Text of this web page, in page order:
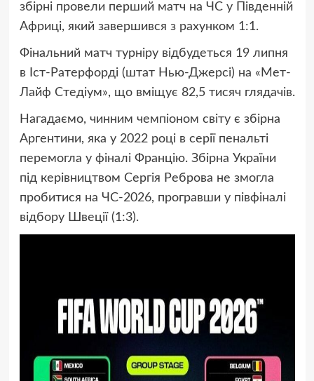
збірні провели перший матч на ЧС у Південній
Африці, який завершився з рахунком 1:1.
Фінальний матч турніру відбудеться 19 липня
в Іст-Ратерфорді (штат Нью-Джерсі) на «Мет-
Лайф Стедіум», що вміщує 82,5 тисяч глядачів.
Нагадаємо, чинним чемпіоном світу є збірна
Аргентини, яка у 2022 році в серії пенальті
перемогла у фіналі Францію. Збірна України
під керівництвом Сергія Реброва не змогла
пробитися на ЧС-2026, програвши у півфіналі
відбору Швеції (1:3).